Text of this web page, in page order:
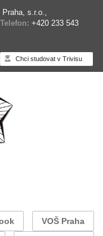
s.r.o.,
Telefon: +420 233 543
Chci studovat v Trivisu
VOŠ Praha